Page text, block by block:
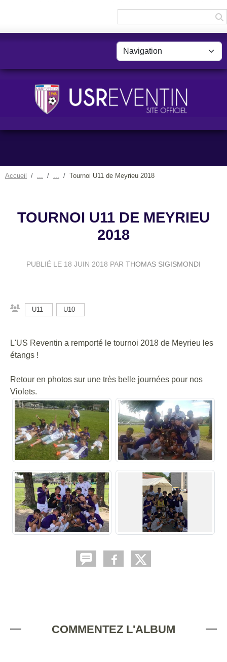
Accueil Tournoi U11 de Meyrieu 2018
TOURNOI U11 DE MEYRIEU
2018
PUBLIÉ LE 18 JUIN 2018 PAR THOMAS SIGISMONDI
U11 U10
L'US Reventin a remporté le tournoi 2018 de Meyrieu les
étangs !
Retour en photos sur une très belle journées pour nos
Violets.
COMMENTEZ L'ALBUM